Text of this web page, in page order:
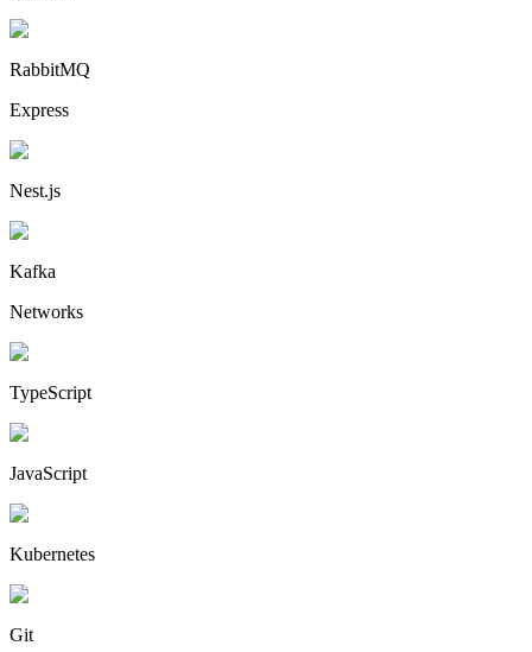
RabbitMQ
Express
Nest.js
Kafka
Networks
TypeScript
JavaScript
Kubernetes
Git